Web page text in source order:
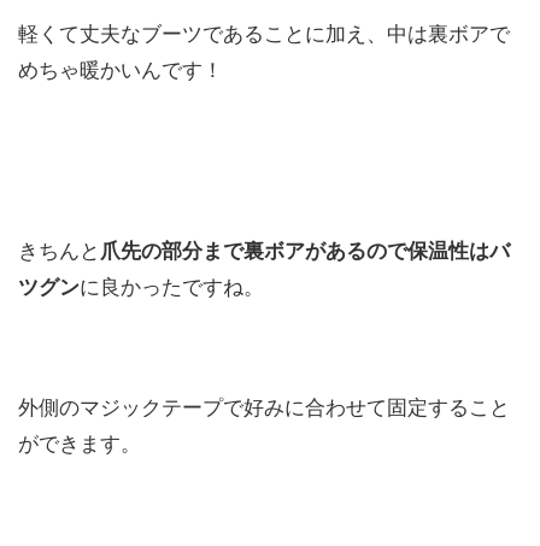
軽くて丈夫なブーツであることに加え、中は裏ボアで
めちゃ暖かいんです！
きちんと 爪先の部分まで裏ボアがあるので保温性はバ
ツグンに良かったですね。
外側のマジックテープで好みに合わせて固定すること
ができます。